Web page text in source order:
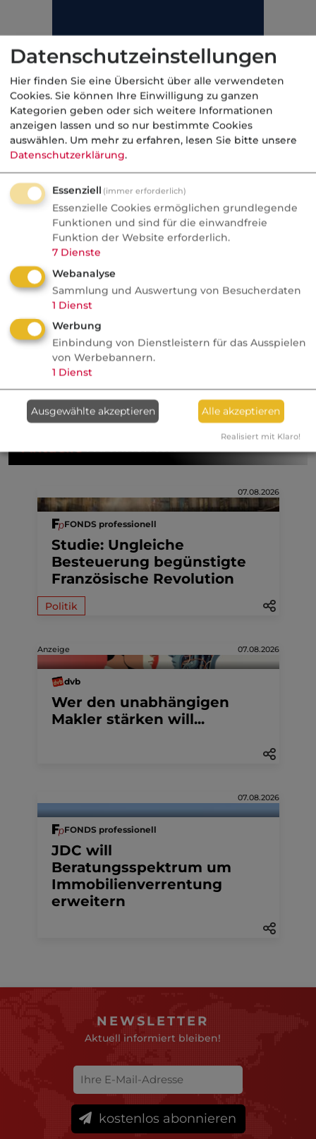
Durch besondere Vereinbarung können
Lebensmittelvergiftungen auch bei
Erwachsenen wieder eingeschlossen werden.
Weiterführende Links
Ausschlüsse (Private Unfallversicherung)
Kategorie: Unfallversicherung, privat
07.08.2026
FONDS professionell
Studie: Ungleiche
Besteuerung begünstigte
Französische Revolution
Politik
Anzeige 07.08.2026
dvb
Wer den unabhängigen
Makler stärken will...
07.08.2026
FONDS professionell
JDC will
Beratungsspektrum um
Immobilienverrentung
erweitern
NEWSLETTER
Aktuell informiert bleiben!
kostenlos abonnieren
Datenschutzeinstellungen
Hier finden Sie eine Übersicht über alle verwendeten
Cookies. Sie können Ihre Einwilligung zu ganzen
Kategorien geben oder sich weitere Informationen
anzeigen lassen und so nur bestimmte Cookies
auswählen. Um mehr zu erfahren, lesen Sie bitte unsere
Datenschutzerklärung.
Essenziell (immer erforderlich)
Essenzielle Cookies ermöglichen grundlegende
Funktionen und sind für die einwandfreie
Funktion der Website erforderlich.
7 Dienste
Webanalyse
Sammlung und Auswertung von Besucherdaten
1 Dienst
Werbung
Einbindung von Dienstleistern für das Ausspielen
von Werbebannern.
1 Dienst
Ausgewählte akzeptieren Alle akzeptieren
Realisiert mit Klaro!